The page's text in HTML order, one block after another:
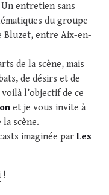
entretien sans
du groupe
Bluzet, entre Aix-en-
de la scène, mais
de désirs et de
l’objectif de ce
et je vous invite à
scène.
imaginée par Les
!